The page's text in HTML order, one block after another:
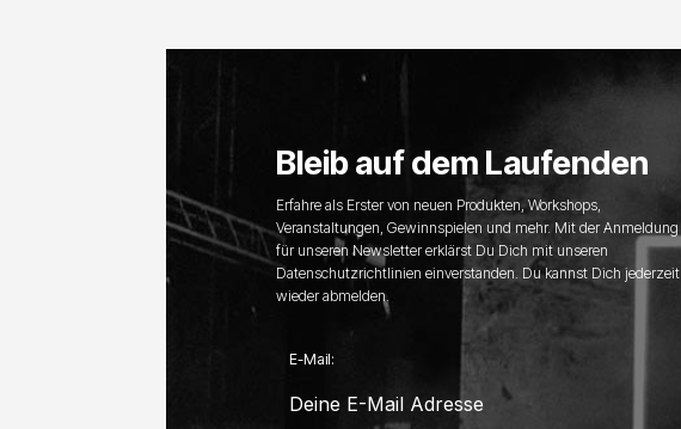
Bleib auf dem Laufenden
Erfahre als Erster von neuen Produkten, Workshops,
Veranstaltungen, Gewinnspielen und mehr. Mit der Anmeldung
für unseren Newsletter erklärst Du Dich mit unseren
Datenschutzrichtlinien einverstanden. Du kannst Dich jederzeit
wieder abmelden.
E-Mail: